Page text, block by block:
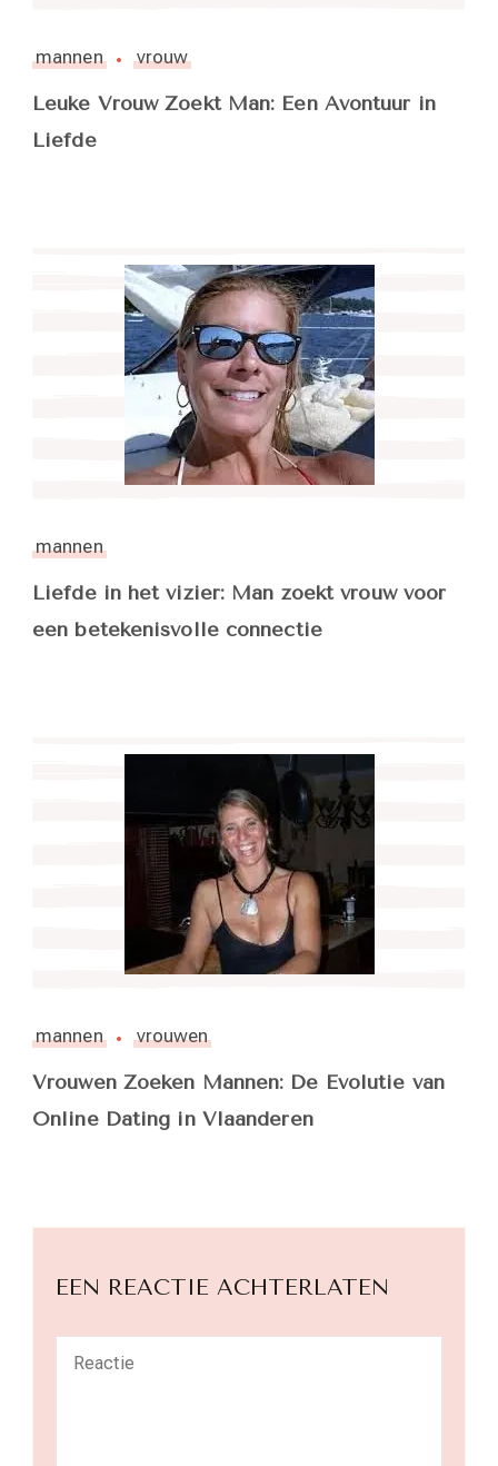
mannen vrouw
Leuke Vrouw Zoekt Man: Een Avontuur in
Liefde
mannen
Liefde in het vizier: Man zoekt vrouw voor
een betekenisvolle connectie
mannen vrouwen
Vrouwen Zoeken Mannen: De Evolutie van
Online Dating in Vlaanderen
EEN REACTIE ACHTERLATEN